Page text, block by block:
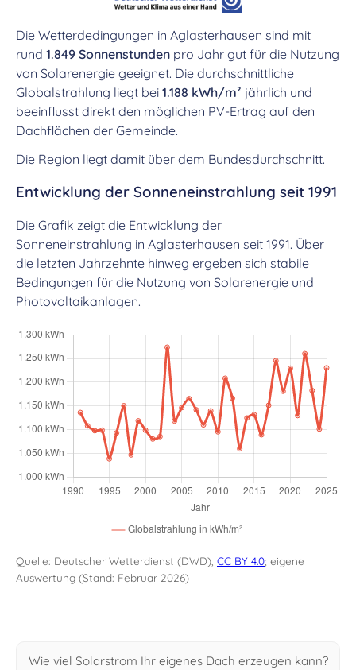
Die Wetterdedingungen in Aglasterhausen sind mit
rund 1.849 Sonnenstunden pro Jahr gut für die Nutzung
von Solarenergie geeignet. Die durchschnittliche
Globalstrahlung liegt bei 1.188 kWh/m² jährlich und
beeinflusst direkt den möglichen PV-Ertrag auf den
Dachflächen der Gemeinde.
Die Region liegt damit über dem Bundesdurchschnitt.
Entwicklung der Sonneneinstrahlung seit 1991
Die Grafik zeigt die Entwicklung der
Sonneneinstrahlung in Aglasterhausen seit 1991. Über
die letzten Jahrzehnte hinweg ergeben sich stabile
Bedingungen für die Nutzung von Solarenergie und
Photovoltaikanlagen.
Quelle: Deutscher Wetterdienst (DWD), CC BY 4.0; eigene
Auswertung (Stand: Februar 2026)
Wie viel Solarstrom Ihr eigenes Dach erzeugen kann?